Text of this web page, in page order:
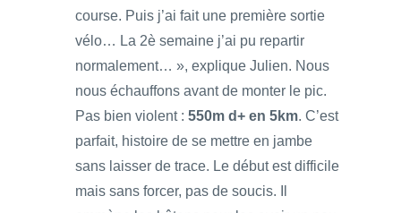
course. Puis j’ai fait une première sortie
vélo… La 2è semaine j’ai pu repartir
normalement… », explique Julien. Nous
nous échauffons avant de monter le pic.
Pas bien violent : 550m d+ en 5km. C’est
parfait, histoire de se mettre en jambe
sans laisser de trace. Le début est difficile
mais sans forcer, pas de soucis. Il